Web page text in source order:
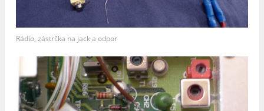
Rádio, zástrčka na jack a odpor